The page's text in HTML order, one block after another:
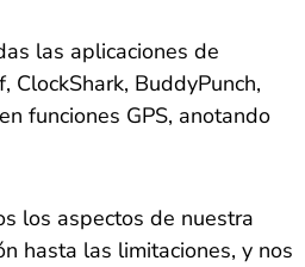
las aplicaciones de
BuddyPunch,
funciones GPS, anotando
los aspectos de nuestra
hasta las limitaciones, y nos